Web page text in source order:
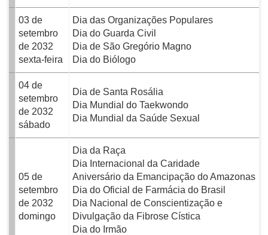
03 de
setembro
de 2032
sexta-feira
Dia das Organizações Populares
Dia do Guarda Civil
Dia de São Gregório Magno
Dia do Biólogo
04 de
setembro
de 2032
sábado
Dia de Santa Rosália
Dia Mundial do Taekwondo
Dia Mundial da Saúde Sexual
05 de
setembro
de 2032
domingo
Dia da Raça
Dia Internacional da Caridade
Aniversário da Emancipação do Amazonas
Dia do Oficial de Farmácia do Brasil
Dia Nacional de Conscientização e
Divulgação da Fibrose Cística
Dia do Irmão